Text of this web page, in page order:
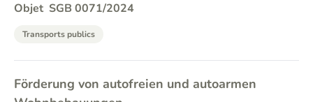
Objet SGB 0071/2024
Transports publics
Förderung von autofreien und autoarmen